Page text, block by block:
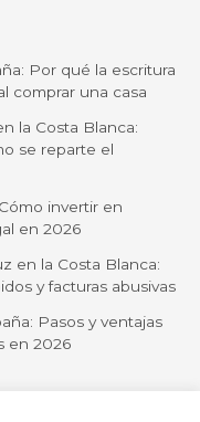
Por qué la escritura
comprar una casa
la Costa Blanca:
se reparte el
invertir en
en 2026
en la Costa Blanca:
y facturas abusivas
Pasos y ventajas
en 2026